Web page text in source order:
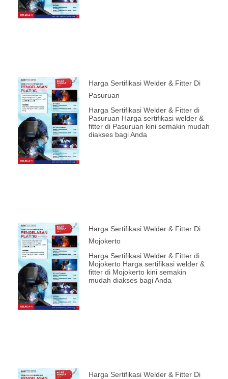
Harga Sertifikasi Welder & Fitter Di
Pasuruan
Harga Sertifikasi Welder & Fitter di
Pasuruan Harga sertifikasi welder &
fitter di Pasuruan kini semakin mudah
diakses bagi Anda
Harga Sertifikasi Welder & Fitter Di
Mojokerto
Harga Sertifikasi Welder & Fitter di
Mojokerto Harga sertifikasi welder &
fitter di Mojokerto kini semakin
mudah diakses bagi Anda
Harga Sertifikasi Welder & Fitter Di